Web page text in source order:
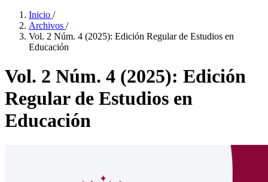
Inicio /
Archivos /
Vol. 2 Núm. 4 (2025): Edición Regular de Estudios en
Educación
Vol. 2 Núm. 4 (2025): Edición
Regular de Estudios en
Educación